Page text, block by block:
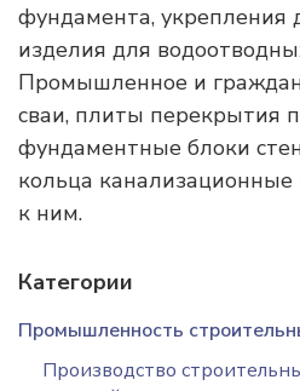
фундамента, укрепления
изделия для
Промышленное и
сваи, плиты перекрытия
фундаментные блоки
кольца
к ним.
Категории
Промышленность
Производство